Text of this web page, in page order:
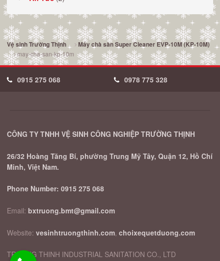
Vệ sinh Trường Thịnh
Máy chà sàn Super Cleaner EVP-10M (KP-10M)
may-cha-san-kp-10m
0915 275 068 0978 775 328
CÔNG TY TNHH VỆ SINH CÔNG NGHIỆP TRƯỜNG THỊNH
26/32 Hoàng Tăng Bí, phường Trung Mỹ Tây, Quận 12, Hồ Chí
Minh, Việt Nam.
Phone Number: 0915 275 068
Email: bxtruong.bmt@gmail.com
Website: vesinhtruongthinh.com, choixequetduong.com
TRUONG THINH INDUSTRIAL SANITATION CO., LTD